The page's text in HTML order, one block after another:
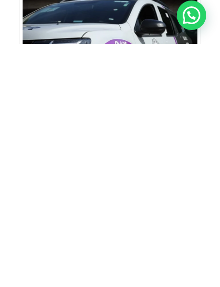
Anunciar ou recomendar matéria